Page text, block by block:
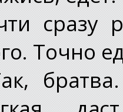
сразу
Точно